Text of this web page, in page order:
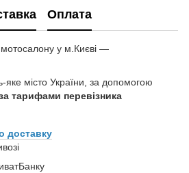
Оплата
у м.Києві —
яке місто України, за допомогою
тарифами перевізника
доставку